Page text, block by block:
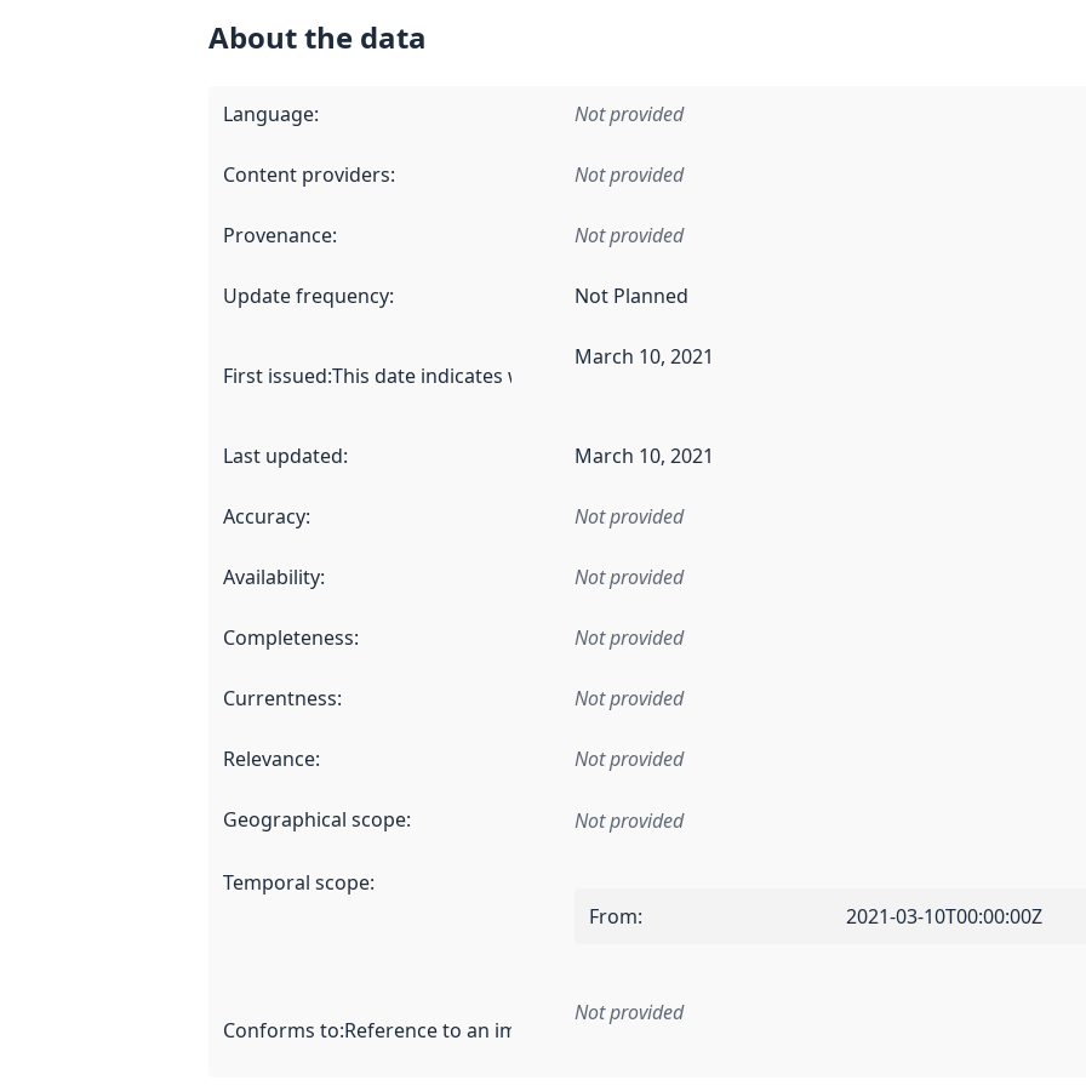
About the data
Language: Not provided
Content providers: Not provided
Provenance: Not provided
Update frequency: Not Planned
First issued:This date indicates when the data in this dataset was first released. It may have
March 10, 2021
Last updated: March 10, 2021
Accuracy: Not provided
Availability: Not provided
Completeness: Not provided
Currentness: Not provided
Relevance: Not provided
Geographical scope: Not provided
Temporal scope:
From: 2021-03-10T00:00:00Z
Conforms to:Reference to an implementation rule or other specification that forms the basis
Not provided